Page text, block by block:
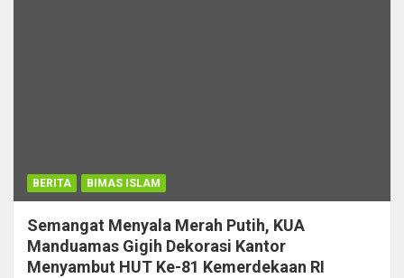
BERITA BIMAS ISLAM
Semangat Menyala Merah Putih, KUA
Manduamas Gigih Dekorasi Kantor
Menyambut HUT Ke-81 Kemerdekaan RI